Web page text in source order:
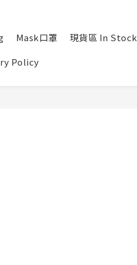
Mask口罩 現貨區 In Stock
Policy